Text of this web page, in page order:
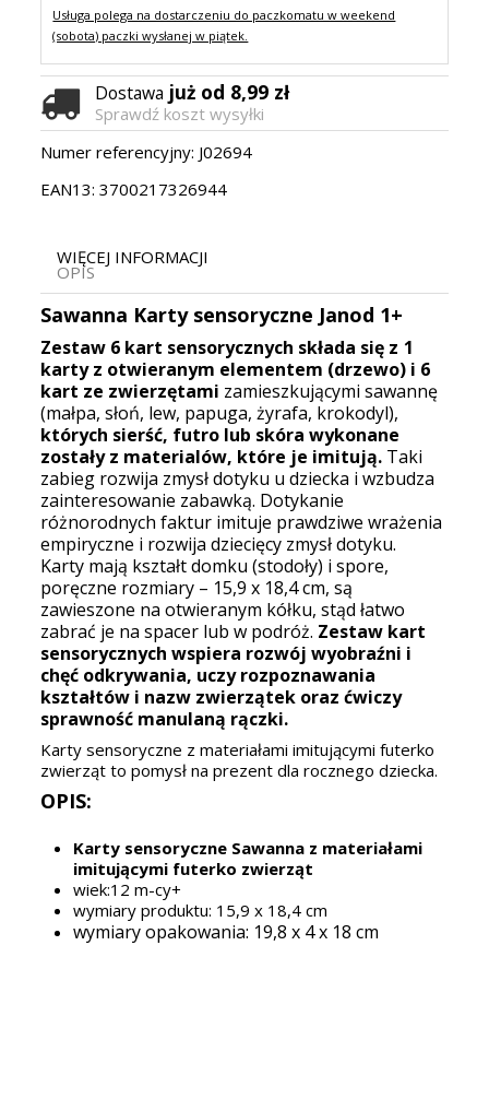
Usługa polega na dostarczeniu do paczkomatu w weekend
(sobota) paczki wysłanej w piątek.
Dostawa już od 8,99 zł
Sprawdź koszt wysyłki
Numer referencyjny: J02694
EAN13: 3700217326944
WIĘCEJ INFORMACJI
OPIS
Sawanna Karty sensoryczne Janod 1+
Zestaw 6 kart sensorycznych składa się z 1
karty z otwieranym elementem (drzewo) i 6
kart ze zwierzętami zamieszkującymi sawannę
(małpa, słoń, lew, papuga, żyrafa, krokodyl),
których sierść, futro lub skóra wykonane
zostały z materialów, które je imitują. Taki
zabieg rozwija zmysł dotyku u dziecka i wzbudza
zainteresowanie zabawką. Dotykanie
różnorodnych faktur imituje prawdziwe wrażenia
empiryczne i rozwija dziecięcy zmysł dotyku.
Karty mają kształt domku (stodoły) i spore,
poręczne rozmiary – 15,9 x 18,4 cm, są
zawieszone na otwieranym kółku, stąd łatwo
zabrać je na spacer lub w podróż. Zestaw kart
sensorycznych wspiera rozwój wyobraźni i
chęć odkrywania, uczy rozpoznawania
kształtów i nazw zwierzątek oraz ćwiczy
sprawność manulaną rączki.
Karty sensoryczne z materiałami imitującymi futerko
zwierząt to pomysł na prezent dla rocznego dziecka.
OPIS:
Karty sensoryczne Sawanna z materiałami
imitującymi futerko zwierząt
wiek:12 m-cy+
wymiary produktu: 15,9 x 18,4 cm
wymiary opakowania: 19,8 x 4 x 18 cm